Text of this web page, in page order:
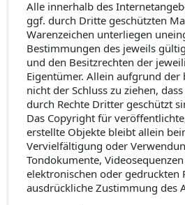
Alle innerhalb des
ggf. durch Dritte geschützten
Warenzeichen unterliegen
Bestimmungen des jeweils
und den Besitzrechten der
Eigentümer. Allein aufgrund
nicht der Schluss zu ziehen,
durch Rechte Dritter geschützt
Das Copyright für
erstellte Objekte bleibt allein
Vervielfältigung oder
Tondokumente,
elektronischen oder gedruckten
ausdrückliche Zustimmung des